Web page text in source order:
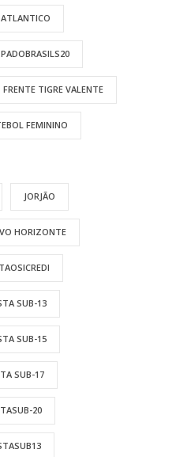
FRENTE TIGRE VALENTE
FEMININO
JORJÃO
HORIZONTE
SUB-13
SUB-15
SUB-17
20